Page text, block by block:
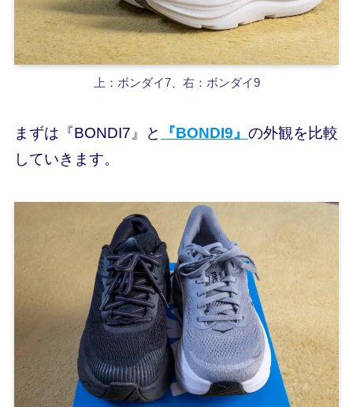
上：ボンダイ7、右：ボンダイ9
まずは『BONDI7』と 『BONDI9』 の外観を比較
していきます。